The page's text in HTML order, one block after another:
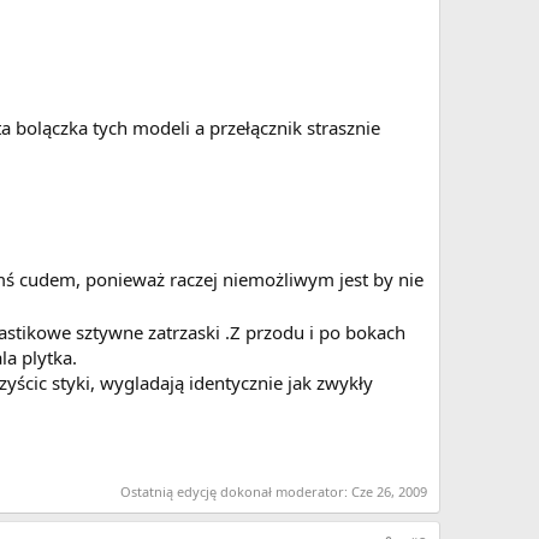
bolączka tych modeli a przełącznik strasznie
cudem, ponieważ raczej niemożliwym jest by nie
sztywne zatrzaski .Z przodu i po bokach
plytka.
styki, wygladają identycznie jak zwykły
Ostatnią edycję dokonał moderator: Cze 26, 2009